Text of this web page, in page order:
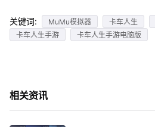
关键词: MuMu模拟器 卡车人生
卡车人生手游
卡车人生手游电脑版
相关资讯